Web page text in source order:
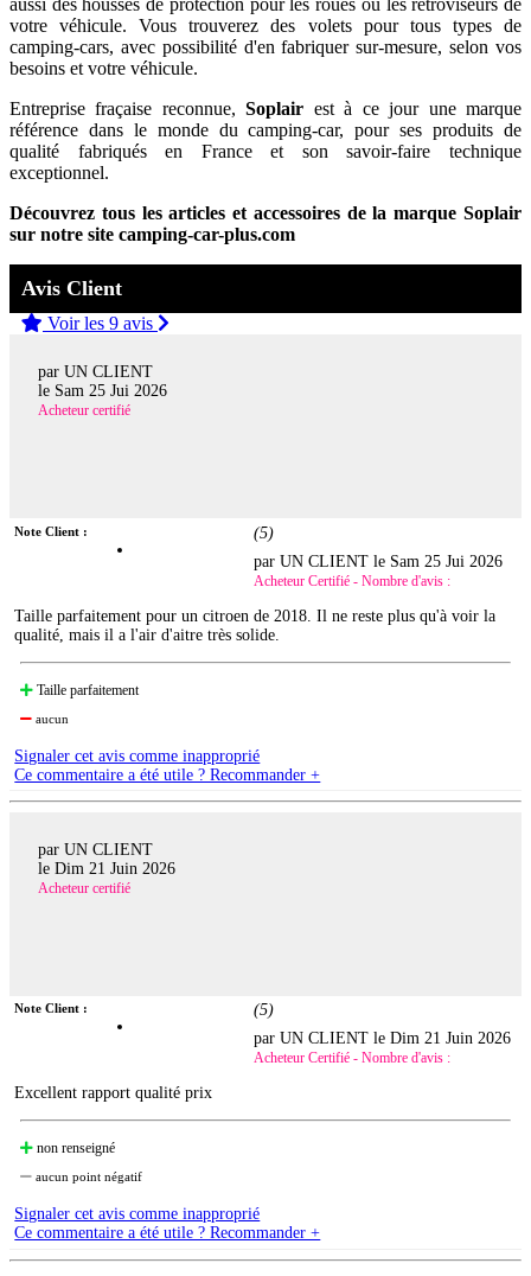
aussi des housses de protection pour les roues ou les rétroviseurs de
votre véhicule. Vous trouverez des volets pour tous types de
camping-cars, avec possibilité d'en fabriquer sur-mesure, selon vos
besoins et votre véhicule.
Entreprise fraçaise reconnue, Soplair est à ce jour une marque
référence dans le monde du camping-car, pour ses produits de
qualité fabriqués en France et son savoir-faire technique
exceptionnel.
Découvrez tous les articles et accessoires de la marque Soplair
sur notre site camping-car-plus.com
Avis Client
Voir les 9 avis
par UN CLIENT
le Sam 25 Jui 2026
Acheteur certifié
Note Client : (5)
par UN CLIENT le Sam 25 Jui 2026
Acheteur Certifié - Nombre d'avis :
Taille parfaitement pour un citroen de 2018. Il ne reste plus qu'à voir la
qualité, mais il a l'air d'aitre très solide.
Taille parfaitement
aucun
Signaler cet avis comme inapproprié
Ce commentaire a été utile ? Recommander +
par UN CLIENT
le Dim 21 Juin 2026
Acheteur certifié
Note Client : (5)
par UN CLIENT leDim 21 Juin 2026
Acheteur Certifié - Nombre d'avis :
Excellent rapport qualité prix
non renseigné
aucun point négatif
Signaler cet avis comme inapproprié
Ce commentaire a été utile ? Recommander +